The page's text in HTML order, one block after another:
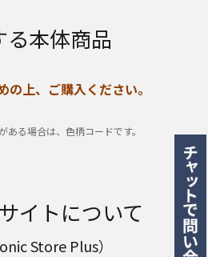
る本体商品
上、ご購入ください。
ある場合は、色柄コードです。
イトについて
Store Plus）